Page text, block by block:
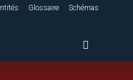
Glossaire
Schémas